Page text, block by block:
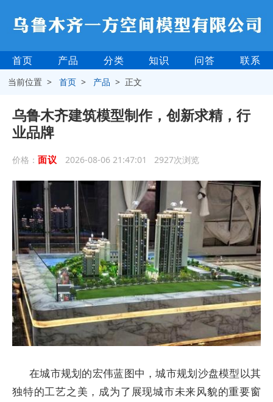
首页 产品 分类 知识 问答 联系
当前位置 >首页 > 产品 > 正文
乌鲁木齐建筑模型制作，创新求精，行
业品牌
价格： 面议 2026-08-06 21:47:01 2927次浏览
在城市规划的宏伟蓝图中，城市规划沙盘模型以其
独特的工艺之美，成为了展现城市未来风貌的重要窗